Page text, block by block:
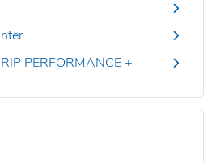
PERFORMANCE +